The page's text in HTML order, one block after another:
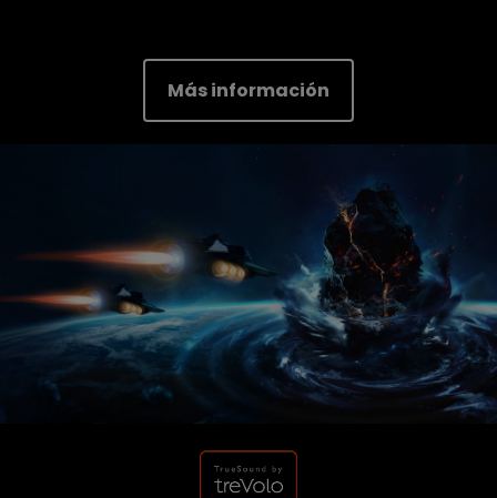
Más información